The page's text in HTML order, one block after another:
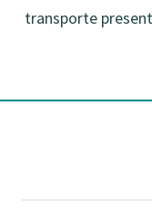
transporte